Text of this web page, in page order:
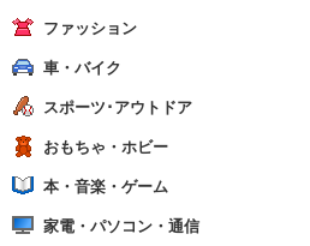
ファッション
車・バイク
スポーツ･アウトドア
おもちゃ・ホビー
本・音楽・ゲーム
家電・パソコン・通信